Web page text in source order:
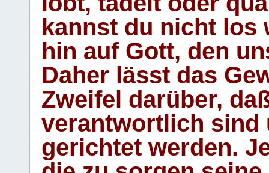
kannst du nicht los
hin auf Gott, den
Daher lässt das
Zweifel darüber,
verantwortlich sind
gerichtet werden.